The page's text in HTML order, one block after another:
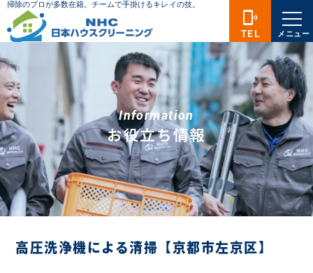
Information
お役立ち情報
高圧洗浄機による清掃【京都市左京区】
phonelink_ring
TEL メニュー